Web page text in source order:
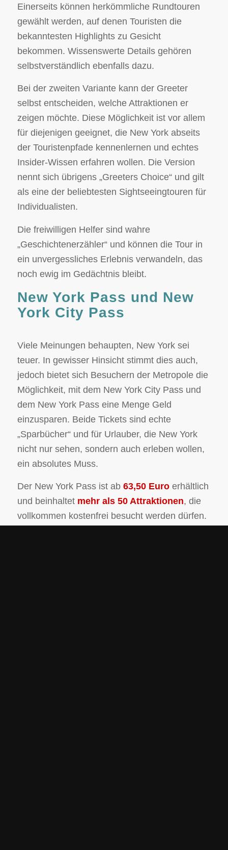
Einerseits können herkömmliche Rundtouren
gewählt werden, auf denen Touristen die
bekanntesten Highlights zu Gesicht
bekommen. Wissenswerte Details gehören
selbstverständlich ebenfalls dazu.
Bei der zweiten Variante kann der Greeter
selbst entscheiden, welche Attraktionen er
zeigen möchte. Diese Möglichkeit ist vor allem
für diejenigen geeignet, die New York abseits
der Touristenpfade kennenlernen und echtes
Insider-Wissen erfahren wollen. Die Version
nennt sich übrigens „Greeters Choice“ und gilt
als eine der beliebtesten Sightseeingtouren für
Individualisten.
Die freiwilligen Helfer sind wahre
„Geschichtenerzähler“ und können die Tour in
ein unvergessliches Erlebnis verwandeln, das
noch ewig im Gedächtnis bleibt.
New York Pass und New
York City Pass
Viele Meinungen behaupten, New York sei
teuer. In gewisser Hinsicht stimmt dies auch,
jedoch bietet sich Besuchern der Metropole die
Möglichkeit, mit dem New York City Pass und
dem New York Pass eine Menge Geld
einzusparen. Beide Tickets sind echte
„Sparbücher“ und für Urlauber, die New York
nicht nur sehen, sondern auch erleben wollen,
ein absolutes Muss.
Der New York Pass ist ab 63,50 Euroerhältlich
und beinhaltetmehr als 50 Attraktionen, die
vollkommen kostenfrei besucht werden dürfen.